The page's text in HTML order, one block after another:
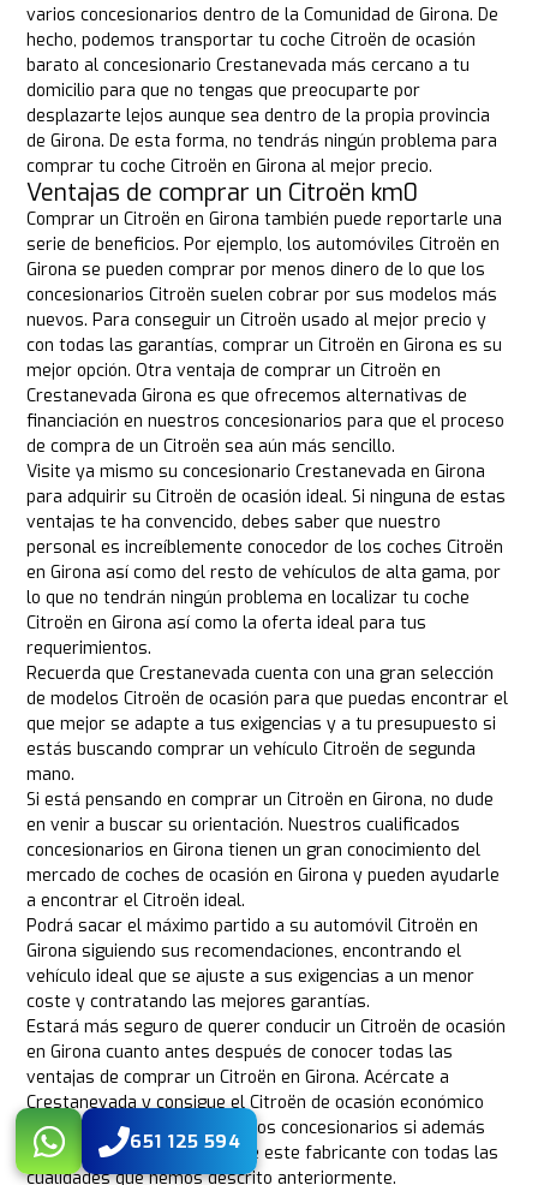
varios concesionarios dentro de la Comunidad de Girona. De
hecho, podemos transportar tu coche Citroën de ocasión
barato al concesionario Crestanevada más cercano a tu
domicilio para que no tengas que preocuparte por
desplazarte lejos aunque sea dentro de la propia provincia
de Girona. De esta forma, no tendrás ningún problema para
comprar tu coche Citroën en Girona al mejor precio.
Ventajas de comprar un Citroën km0
Comprar un Citroën en Girona también puede reportarle una
serie de beneficios. Por ejemplo, los automóviles Citroën en
Girona se pueden comprar por menos dinero de lo que los
concesionarios Citroën suelen cobrar por sus modelos más
nuevos. Para conseguir un Citroën usado al mejor precio y
con todas las garantías, comprar un Citroën en Girona es su
mejor opción. Otra ventaja de comprar un Citroën en
Crestanevada Girona es que ofrecemos alternativas de
financiación en nuestros concesionarios para que el proceso
de compra de un Citroën sea aún más sencillo.
Visite ya mismo su concesionario Crestanevada en Girona
para adquirir su Citroën de ocasión ideal. Si ninguna de estas
ventajas te ha convencido, debes saber que nuestro
personal es increíblemente conocedor de los coches Citroën
en Girona así como del resto de vehículos de alta gama, por
lo que no tendrán ningún problema en localizar tu coche
Citroën en Girona así como la oferta ideal para tus
requerimientos.
Recuerda que Crestanevada cuenta con una gran selección
de modelos Citroën de ocasión para que puedas encontrar el
que mejor se adapte a tus exigencias y a tu presupuesto si
estás buscando comprar un vehículo Citroën de segunda
mano.
Si está pensando en comprar un Citroën en Girona, no dude
en venir a buscar su orientación. Nuestros cualificados
concesionarios en Girona tienen un gran conocimiento del
mercado de coches de ocasión en Girona y pueden ayudarle
a encontrar el Citroën ideal.
Podrá sacar el máximo partido a su automóvil Citroën en
Girona siguiendo sus recomendaciones, encontrando el
vehículo ideal que se ajuste a sus exigencias a un menor
coste y contratando las mejores garantías.
Estará más seguro de querer conducir un Citroën de ocasión
en Girona cuanto antes después de conocer todas las
ventajas de comprar un Citroën en Girona. Acércate a
Crestanevada y consigue el Citroën de ocasión económico
que deseas en uno de nuestros concesionarios si además
quieres un coche premium de este fabricante con todas las
cualidades que hemos descrito anteriormente.
651 125 594